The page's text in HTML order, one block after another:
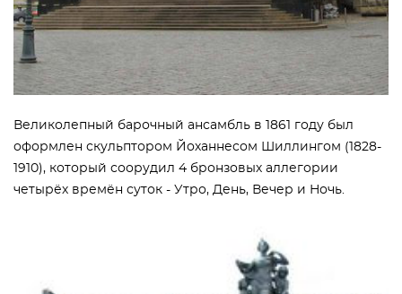
Великолепный барочный ансамбль в 1861 году был
оформлен скульптором Йоханнесом Шиллингом (1828-
1910), который соорудил 4 бронзовых аллегории
четырёх времён суток - Утро, День, Вечер и Ночь.